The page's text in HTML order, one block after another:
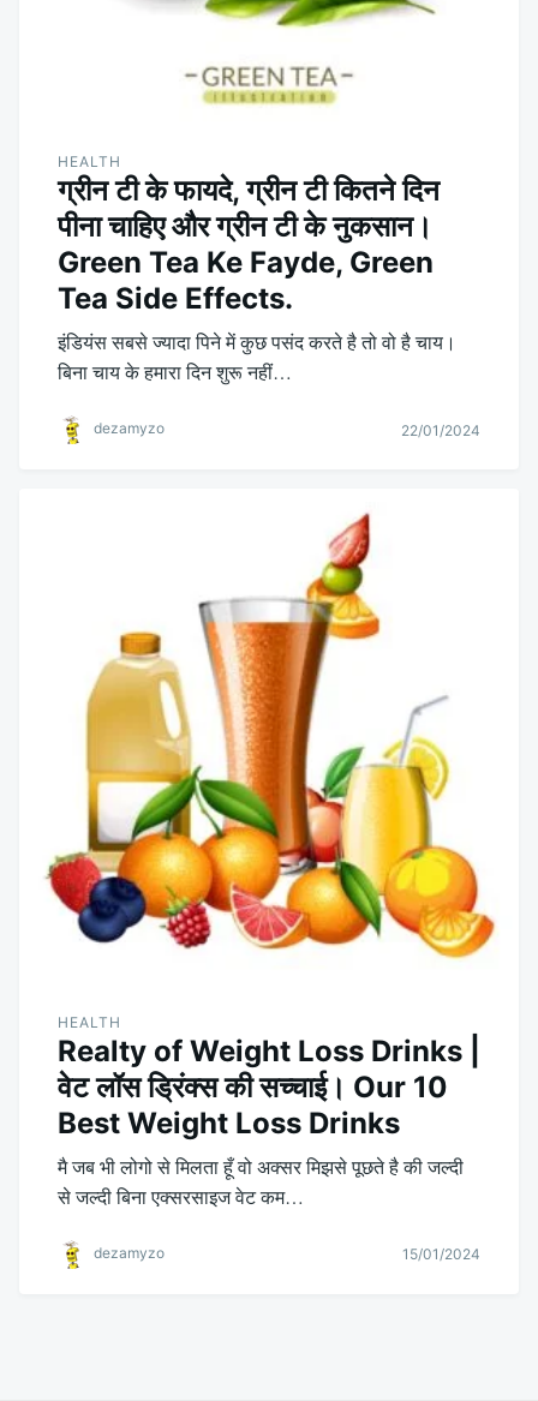
HEALTH
ग्रीन टी के फायदे, ग्रीन टी कितने दिन
पीना चाहिए और ग्रीन टी के नुकसान।
Green Tea Ke Fayde, Green
Tea Side Effects.
इंडियंस सबसे ज्यादा पिने में कुछ पसंद करते है तो वो है चाय।
बिना चाय के हमारा दिन शुरू नहीं…
dezamyzo 22/01/2024
HEALTH
Realty of Weight Loss Drinks |
वेट लॉस ड्रिंक्स की सच्चाई। Our 10
Best Weight Loss Drinks
मै जब भी लोगो से मिलता हूँ वो अक्सर मिझसे पूछते है की जल्दी
से जल्दी बिना एक्सरसाइज वेट कम…
dezamyzo 15/01/2024